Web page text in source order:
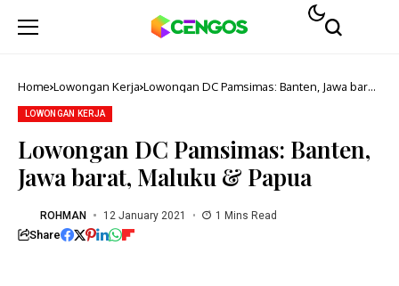
Home Lowongan Kerja Lowongan DC Pamsimas: Banten, Jawa barat,
LOWONGAN KERJA
Lowongan DC Pamsimas: Banten,
Jawa barat, Maluku & Papua
ROHMAN 12 January 2021 1 Mins Read
Share